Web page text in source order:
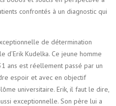
confrontés à un diagnostic qui
de détermination
d’Erik Kudelka. Ce jeune homme
ans est réellement passé par un
espoir et avec en objectif
universitaire. Erik, il faut le dire,
exceptionnelle. Son père lui a